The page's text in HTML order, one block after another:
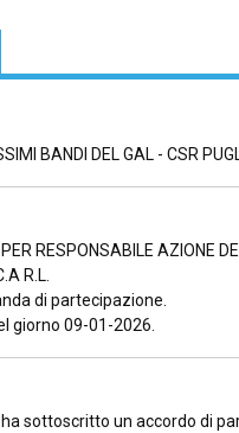
BANDI DEL GAL - CSR
RESPONSABILE AZIONE
R.L.
di partecipazione.
giorno 09-01-2026.
ha sottoscritto un accordo di